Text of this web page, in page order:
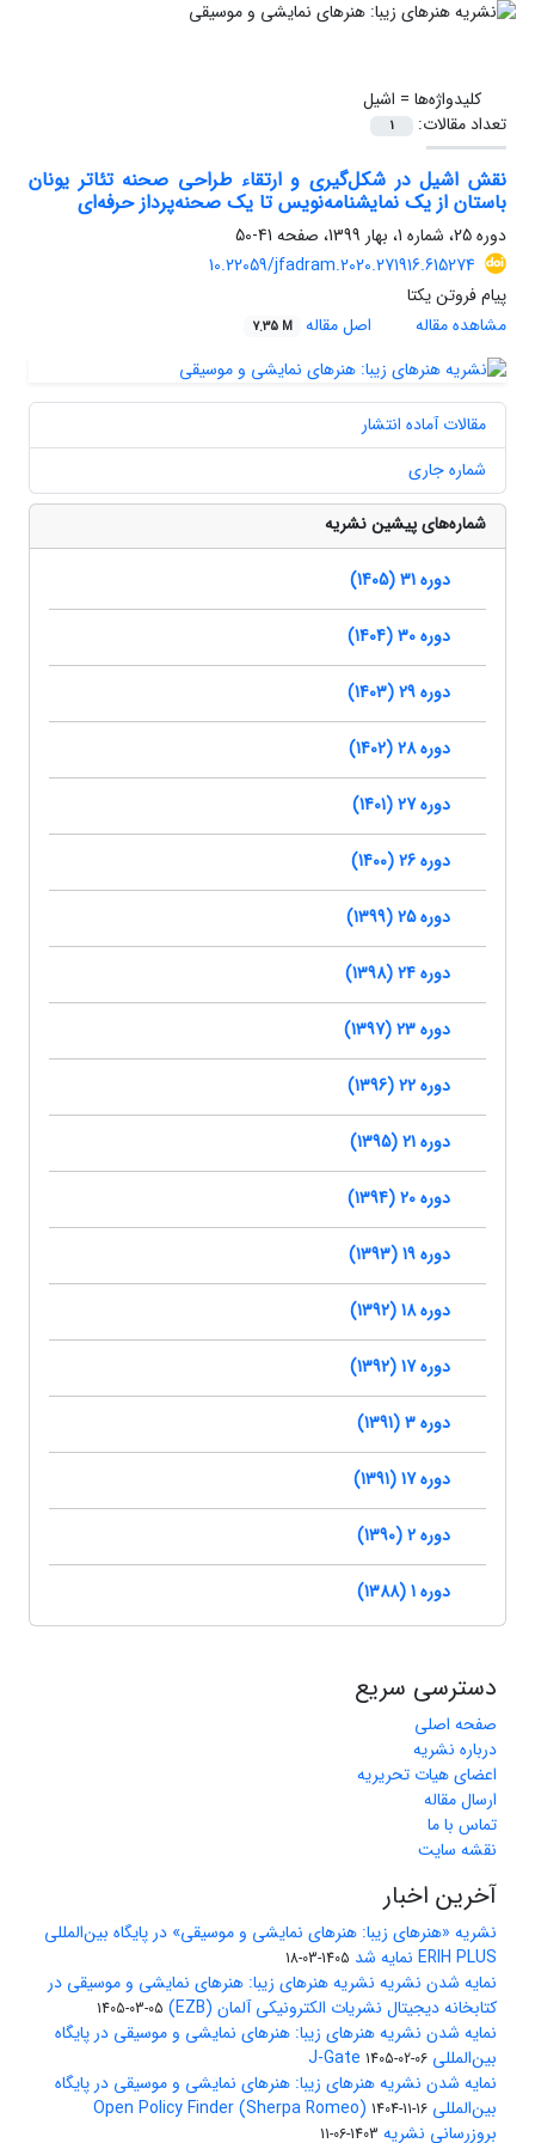
کلیدواژه‌ها = اشیل
تعداد مقالات:
1
نقش اشیل در شکل‌گیری و ارتقاء طراحی صحنه تئاتر یونان
باستان از یک نمایشنامه‌نویس تا یک صحنه‌پرداز حرفه‌ای
دوره 25، شماره 1، بهار 1399، صفحه
41-50
10.22059/jfadram.2020.271916.615274
پیام فروتن یکتا
مشاهده مقاله
اصل مقاله 7.35 M
مقالات آماده انتشار
شماره جاری
شماره‌های پیشین نشریه
دوره 31 (1405)
دوره 30 (1404)
دوره 29 (1403)
دوره 28 (1402)
دوره 27 (1401)
دوره 26 (1400)
دوره 25 (1399)
دوره 24 (1398)
دوره 23 (1397)
دوره 22 (1396)
دوره 21 (1395)
دوره 20 (1394)
دوره 19 (1393)
دوره 18 (1392)
دوره 17 (1392)
دوره 3 (1391)
دوره 17 (1391)
دوره 2 (1390)
دوره 1 (1388)
دسترسی سریع
صفحه اصلی
درباره نشریه
اعضای هیات تحریریه
ارسال مقاله
تماس با ما
نقشه سایت
آخرین اخبار
نشریه «هنرهای زیبا: هنرهای نمایشی و موسیقی» در پایگاه بین‌المللی
ERIH PLUS نمایه شد
1405-03-18
نمایه شدن نشریه نشریه هنرهای زیبا: هنرهای نمایشی و موسیقی در
کتابخانه دیجیتال نشریات الکترونیکی آلمان (EZB)
1405-03-05
نمایه شدن نشریه هنرهای زیبا: هنرهای نمایشی و موسیقی در پایگاه
بین‌المللی J-Gate 1405-02-06
نمایه شدن نشریه هنرهای زیبا: هنرهای نمایشی و موسیقی در پایگاه
بین‌المللی Open Policy Finder (Sherpa Romeo) 1404-11-16
بروزرسانی نشریه 1403-06-11